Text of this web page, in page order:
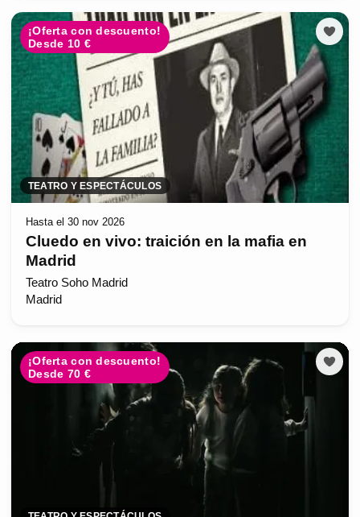
¡Oferta con descuento!
Desde 10 €
TEATRO Y ESPECTÁCULOS
Hasta el 30 nov 2026
Cluedo en vivo: traición en la mafia en
Madrid
Teatro Soho Madrid
Madrid
¡Oferta con descuento!
Desde 70 €